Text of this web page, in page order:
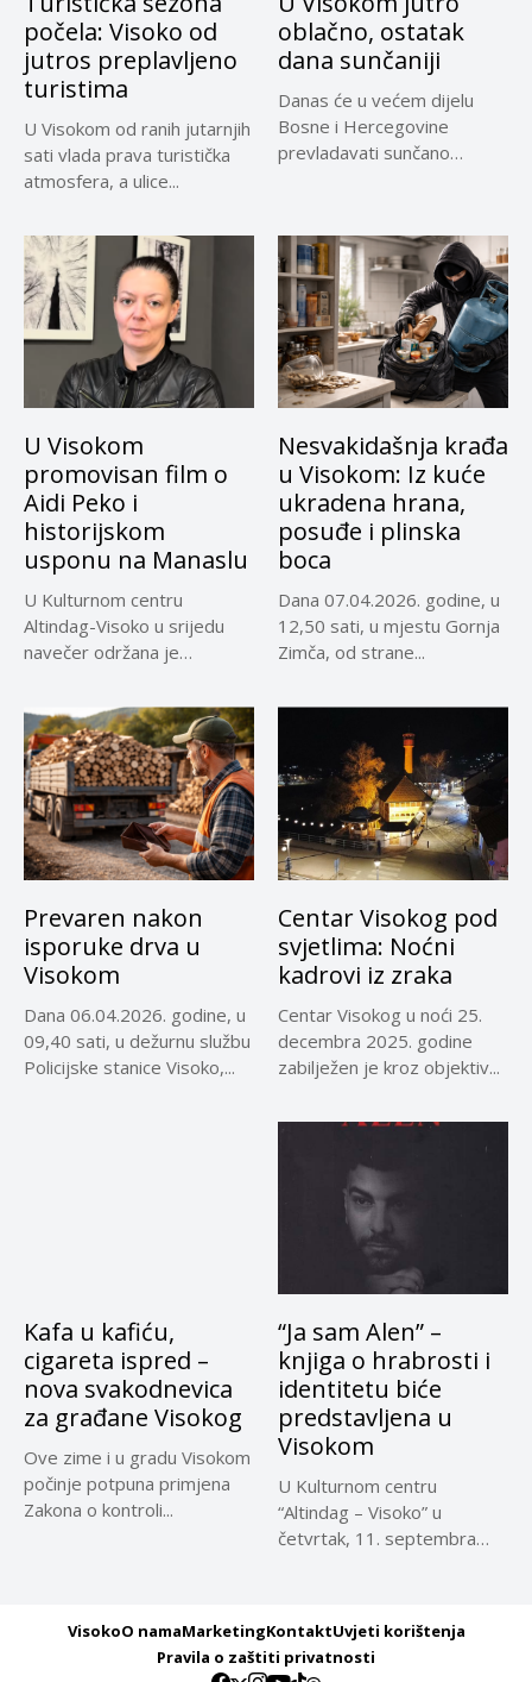
počela: Visoko od
jutros preplavljeno
turistima
U Visokom od ranih jutarnjih
sati vlada prava turistička
atmosfera, a ulice...
oblačno, ostatak
dana sunčaniji
Danas će u većem dijelu
Bosne i Hercegovine
prevladavati sunčano
U Visokom
promovisan film o
Aidi Peko i
historijskom
usponu na Manaslu
U Kulturnom centru
Altindag-Visoko u srijedu
navečer održana je
Nesvakidašnja krađa
u Visokom: Iz kuće
ukradena hrana,
posuđe i plinska
boca
Dana 07.04.2026. godine, u
12,50 sati, u mjestu Gornja
Zimča, od strane...
Prevaren nakon
isporuke drva u
Visokom
Dana 06.04.2026. godine, u
09,40 sati, u dežurnu službu
Policijske stanice Visoko,...
Centar Visokog pod
svjetlima: Noćni
kadrovi iz zraka
Centar Visokog u noći 25.
decembra 2025. godine
zabilježen je kroz objektiv...
Kafa u kafiću,
cigareta ispred –
nova svakodnevica
za građane Visokog
Ove zime i u gradu Visokom
počinje potpuna primjena
Zakona o kontroli...
“Ja sam Alen” –
knjiga o hrabrosti i
identitetu biće
predstavljena u
Visokom
U Kulturnom centru
“Altindag – Visoko” u
četvrtak, 11. septembra
VisokoO namaMarketingKontaktUvjeti korištenja
Pravila o zaštiti privatnosti